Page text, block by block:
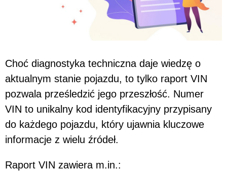
Choć diagnostyka techniczna daje wiedzę o
aktualnym stanie pojazdu, to tylko raport VIN
pozwala prześledzić jego przeszłość. Numer
VIN to unikalny kod identyfikacyjny przypisany
do każdego pojazdu, który ujawnia kluczowe
informacje z wielu źródeł.
Raport VIN zawiera m.in.: